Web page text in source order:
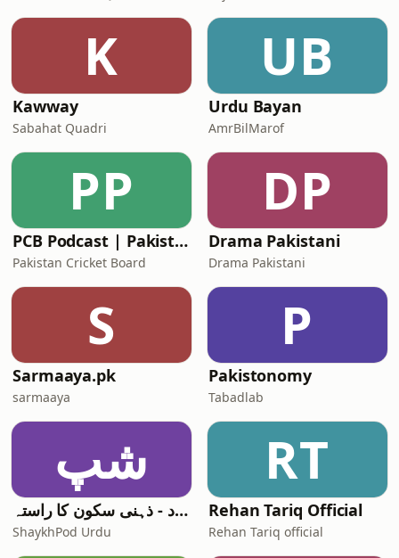
K
Kawway
Sabahat Quadri
UB
Urdu Bayan
AmrBilMarof
PP
PCB Podcast | Pakistan Cricket Board
Pakistan Cricket Board
DP
Drama Pakistani
Drama Pakistani
S
Sarmaaya.pk
sarmaaya
P
Pakistonomy
Tabadlab
شپ
شیخ پود - ذہنی سکون کا راستہ
ShaykhPod Urdu
RT
Rehan Tariq Official
Rehan Tariq official